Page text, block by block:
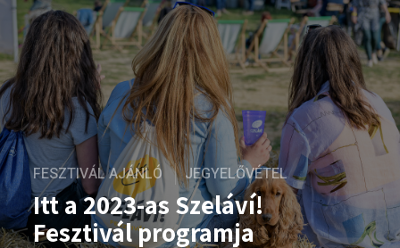
FESZTIVÁL AJÁNLÓ JEGYELŐVÉTEL
Itt a 2023-as Szeláví!
Fesztivál programja